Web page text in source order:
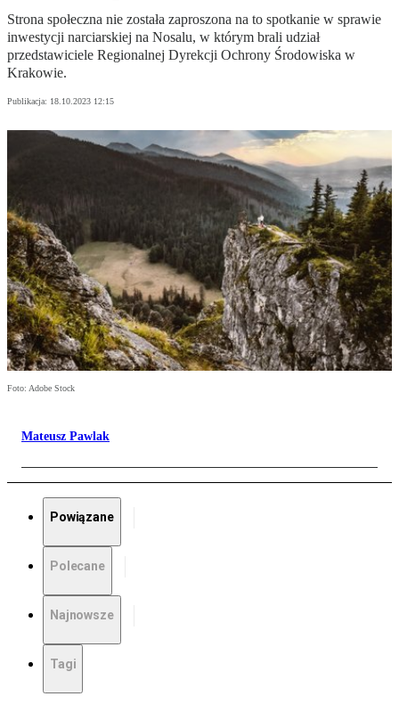
Strona społeczna nie została zaproszona na to spotkanie w sprawie
inwestycji narciarskiej na Nosalu, w którym brali udział
przedstawiciele Regionalnej Dyrekcji Ochrony Środowiska w
Krakowie.
Publikacja: 18.10.2023 12:15
Foto: Adobe Stock
Mateusz Pawlak
Powiązane
Polecane
Najnowsze
Tagi